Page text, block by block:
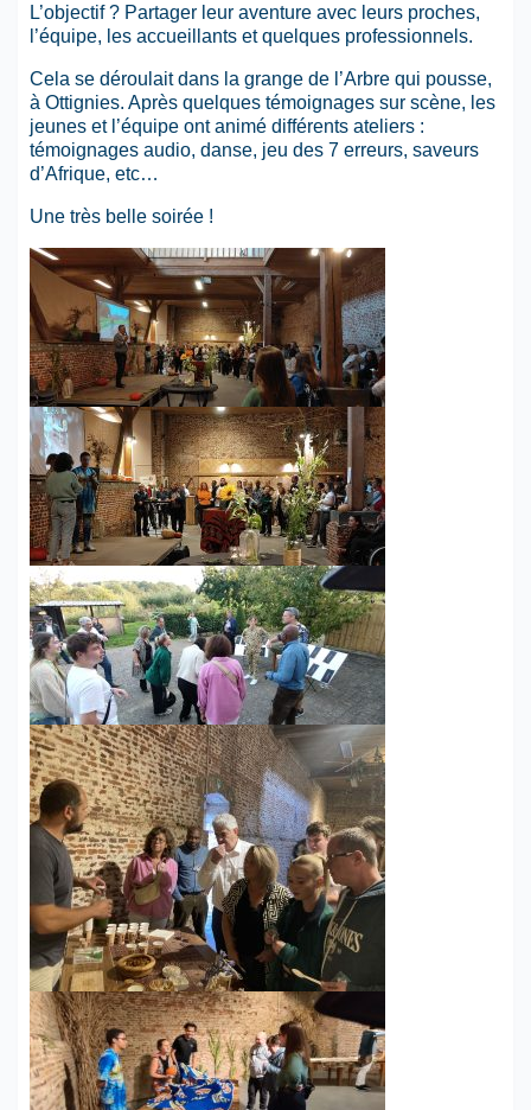
L’objectif ? Partager leur aventure avec leurs proches,
l’équipe, les accueillants et quelques professionnels.
Cela se déroulait dans la grange de l’Arbre qui pousse,
à Ottignies. Après quelques témoignages sur scène, les
jeunes et l’équipe ont animé différents ateliers :
témoignages audio, danse, jeu des 7 erreurs, saveurs
d’Afrique, etc…
Une très belle soirée !